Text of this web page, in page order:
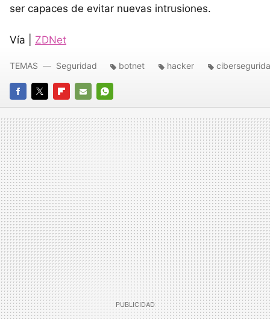
ser capaces de evitar nuevas intrusiones.
Vía | ZDNet
FACEBOOK
TWITTERFLIPBOARD
E-
MAIL
WHATSAPP
TEMAS Seguridad botnet hacker